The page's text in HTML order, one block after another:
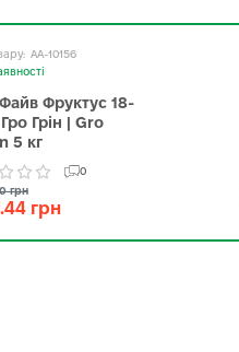
AA-10156
Фруктус 18-
Грін | Gro
5 кг
0
грн
грн